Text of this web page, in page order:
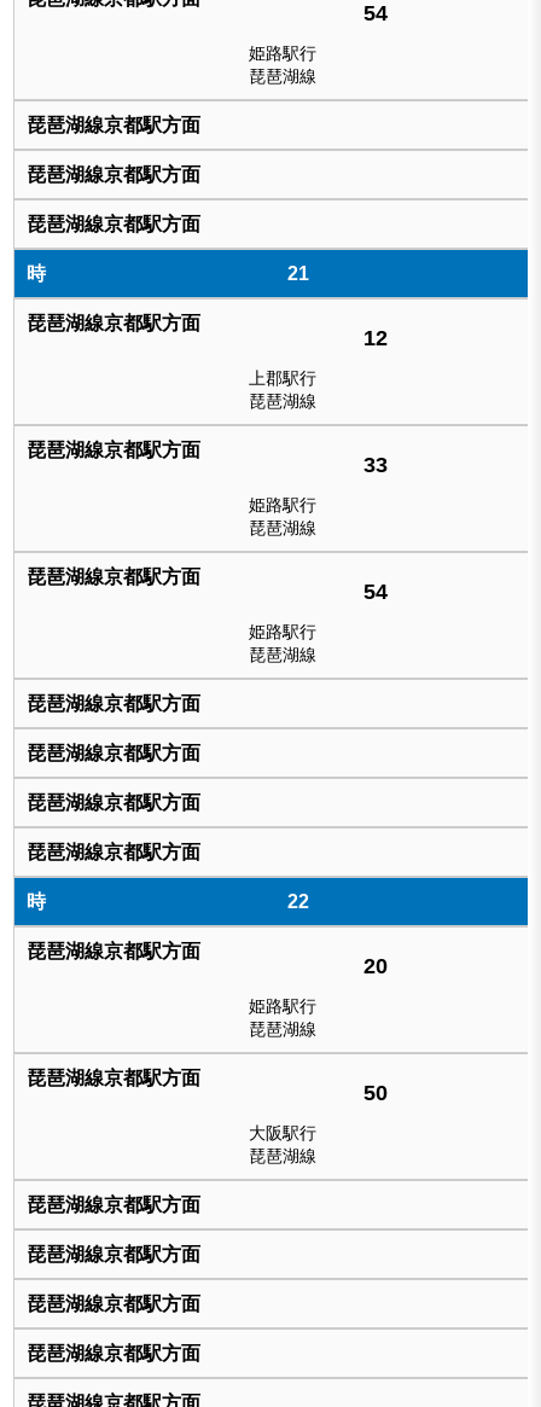
54
姫路駅行
琵琶湖線
21
12
上郡駅行
琵琶湖線
33
姫路駅行
琵琶湖線
54
姫路駅行
琵琶湖線
22
20
姫路駅行
琵琶湖線
50
大阪駅行
琵琶湖線